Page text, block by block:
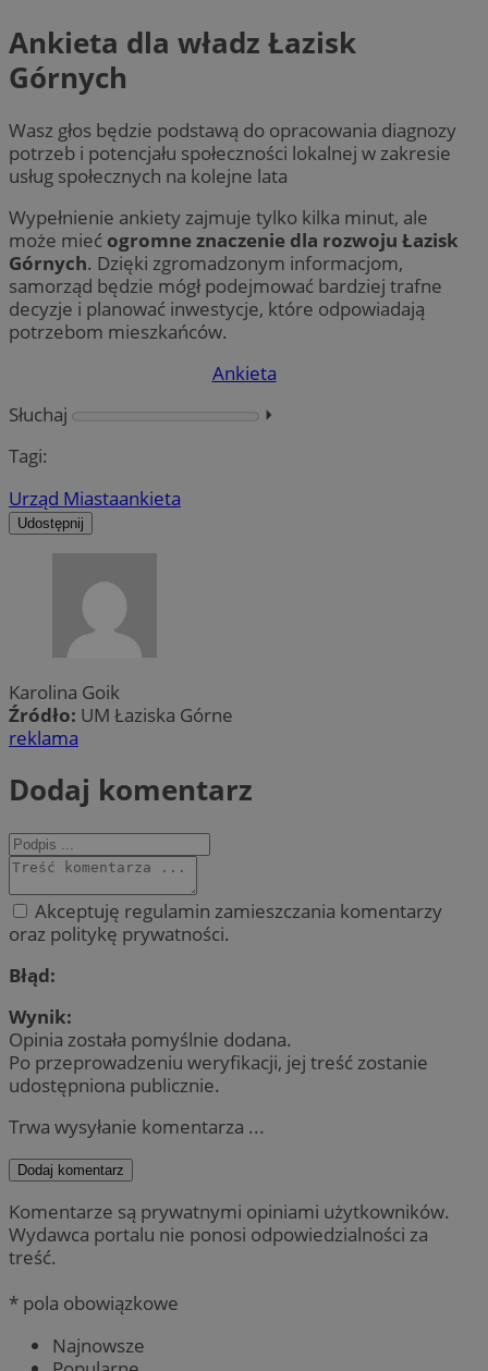
Ankieta dla władz Łazisk
Górnych
Wasz głos będzie podstawą do opracowania diagnozy
potrzeb i potencjału społeczności lokalnej w zakresie
usług społecznych na kolejne lata
Wypełnienie ankiety zajmuje tylko kilka minut, ale
może mieć ogromne znaczenie dla rozwoju Łazisk
Górnych. Dzięki zgromadzonym informacjom,
samorząd będzie mógł podejmować bardziej trafne
decyzje i planować inwestycje, które odpowiadają
potrzebom mieszkańców.
Ankieta
Słuchaj
⏵︎
Tagi:
Urząd Miastaankieta
Udostępnij
Karolina Goik
Źródło: UM Łaziska Górne
reklama
Dodaj komentarz
Akceptuję regulamin zamieszczania komentarzy
oraz politykę prywatności.
Błąd:
Wynik:
Opinia została pomyślnie dodana.
Po przeprowadzeniu weryfikacji, jej treść zostanie
udostępniona publicznie.
Trwa wysyłanie komentarza ...
Dodaj komentarz
Komentarze są prywatnymi opiniami użytkowników.
Wydawca portalu nie ponosi odpowiedzialności za
treść.
* pola obowiązkowe
Najnowsze